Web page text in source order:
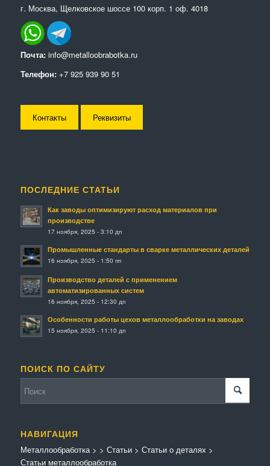
г. Москва, Щелковское шоссе 100 корп. 1 оф. 4018
Почта: info@metalloobrabotka.ru
Телефон: +7 925 939 90 51
Контакты Реквизиты
ПОСЛЕДНИЕ СТАТЬИ
Как заводы оптимизируют расход материалов при
производстве
17 ноября, 2025 - 3:10 дп
Промышленные стандарты в сварке металлических деталей
16 ноября, 2025 - 1:50 пп
Производство деталей с применением
автоматизированных систем
16 ноября, 2025 - 12:30 дп
Особенности работы цехов металлообработки на заводах
15 ноября, 2025 - 11:10 дп
ПОИСК ПО САЙТУ
НАВИГАЦИЯ
Металлообработка>
Статьи металлообработка
> Статьи> Статьи о деталях >